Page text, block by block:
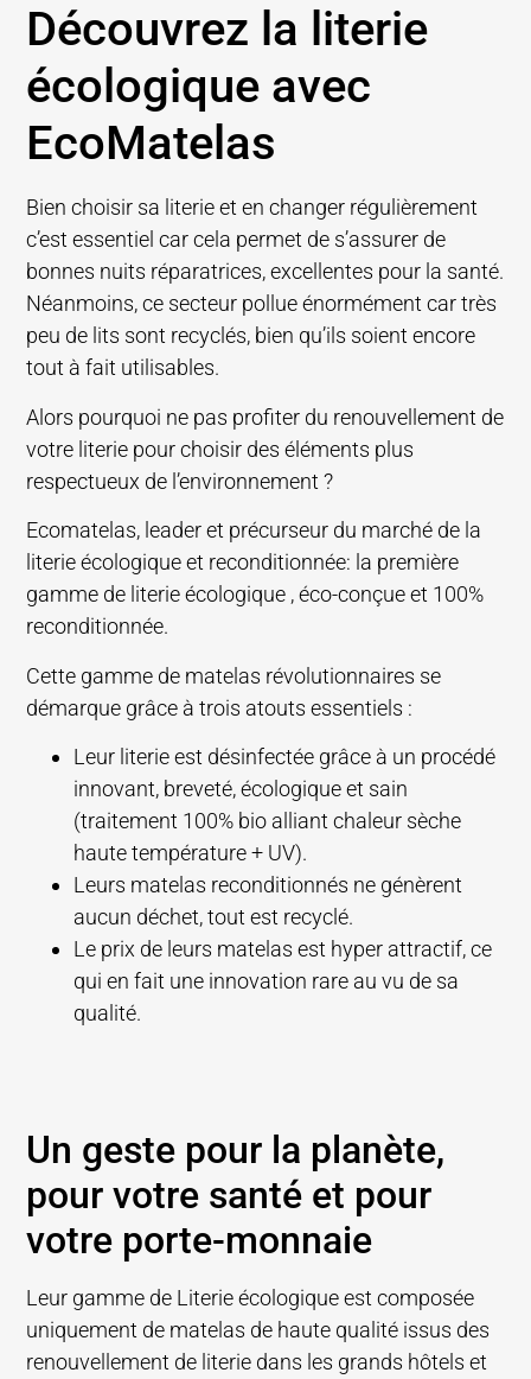
Découvrez la literie
écologique avec
EcoMatelas
Bien choisir sa literie et en changer régulièrement
c’est essentiel car cela permet de s’assurer de
bonnes nuits réparatrices, excellentes pour la santé.
Néanmoins, ce secteur pollue énormément car très
peu de lits sont recyclés, bien qu’ils soient encore
tout à fait utilisables.
Alors pourquoi ne pas profiter du renouvellement de
votre literie pour choisir des éléments plus
respectueux de l’environnement ?
Ecomatelas, leader et précurseur du marché de la
literie écologique et reconditionnée: la première
gamme de literie écologique , éco-conçue et 100%
reconditionnée.
Cette gamme de matelas révolutionnaires se
démarque grâce à trois atouts essentiels :
Leur literie est désinfectée grâce à un procédé
innovant, breveté, écologique et sain
(traitement 100% bio alliant chaleur sèche
haute température + UV).
Leurs matelas reconditionnés ne génèrent
aucun déchet, tout est recyclé.
Le prix de leurs matelas est hyper attractif, ce
qui en fait une innovation rare au vu de sa
qualité.
Un geste pour la planète,
pour votre santé et pour
votre porte-monnaie
Leur gamme de Literie écologique est composée
uniquement de matelas de haute qualité issus des
renouvellement de literie dans les grands hôtels et